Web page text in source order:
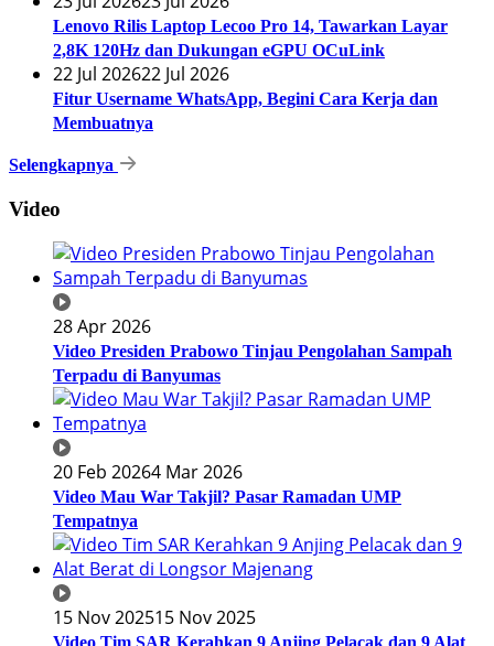
Lenovo Rilis Laptop Lecoo Pro 14, Tawarkan Layar
2,8K 120Hz dan Dukungan eGPU OCuLink
22 Jul 202622 Jul 2026
Fitur Username WhatsApp, Begini Cara Kerja dan
Membuatnya
Selengkapnya
Video
28 Apr 2026
Video Presiden Prabowo Tinjau Pengolahan Sampah
Terpadu di Banyumas
20 Feb 20264 Mar 2026
Video Mau War Takjil? Pasar Ramadan UMP
Tempatnya
15 Nov 202515 Nov 2025